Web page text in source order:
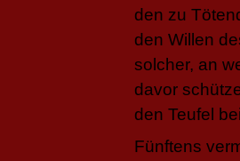
den zu
den Willen
solcher, an
davor
den Teufel
Fünftens